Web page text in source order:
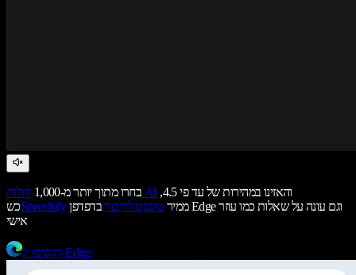
בחרו מתוך יותר מ-1,000 קולות AIוהאזינו במהירות של עד פי 4.5,
כשSpeechify ממיר טקסט לדיבורבדפדפן Edge וגם עונה על שאלות כמו עוזר
אישי
הוסיפו ל-Edge